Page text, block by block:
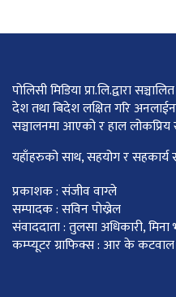
पोलिसी मिडिया प्रा.लि.द्वारा
देश तथा बिदेश लक्षित गरि अनलाईन
सञ्चालनमा आएको र हाल लोकप्रिय
यहाँहरुको साथ, सहयोग र सहकार्य
प्रकाशक : संजीव वाग्ले
सम्पादक : सविन पोख्रेल
संवाददाता : तुलसा अधिकारी, मिना
कम्प्यूटर ग्राफिक्स : आर के कटवाल